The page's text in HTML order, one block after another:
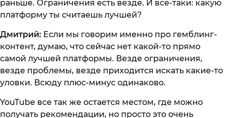
раньше. Ограничения есть везде. И все-таки: какую
платформу ты считаешь лучшей?
Дмитрий: Если мы говорим именно про гемблинг-
контент, думаю, что сейчас нет какой-то прямо
самой лучшей платформы. Везде ограничения,
везде проблемы, везде приходится искать какие-то
уловки. Всюду плюс-минус одинаково.
YouTube все так же остается местом, где можно
получать рекомендации, но просто это очень